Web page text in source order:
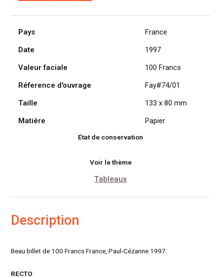
de
100
Paul-
1997
Pays
France
Date
1997
Valeur faciale
100 Francs
Réference d'ouvrage
Fay#74/01
Taille
133 x 80 mm
Matiére
Papier
État de conservation
Voir le thème
Tableaux
Description
Beau billet de 100 Francs France, Paul-Cézanne 1997.
RECTO